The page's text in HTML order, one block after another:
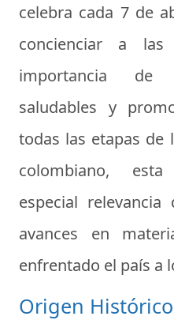
celebra cada 7 de
concienciar a
importancia de
saludables y
todas las etapas de
colombiano,
especial
avances en
enfrentado el país a
Origen